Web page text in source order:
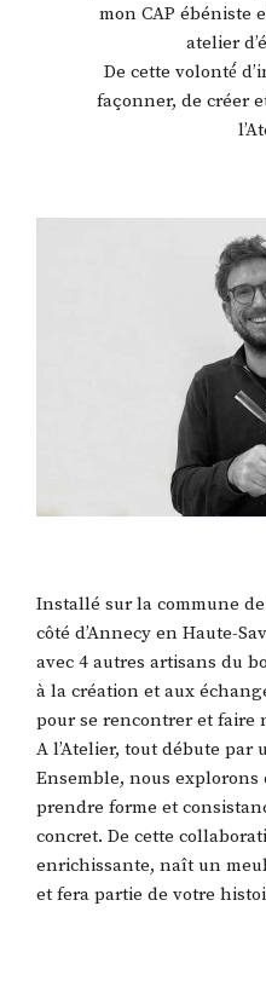
mon CAP ébéniste
atelier
De cette volonté́
façonner, de créer
Installé sur la commune
côté d’Annecy en Haute-
avec 4 autres artisans du
à la création et aux
pour se rencontrer et faire
A l’Atelier, tout débute par
Ensemble, nous
prendre forme et
concret. De cette
enrichissante, naît un
et fera partie de votre